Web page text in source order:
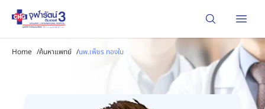
Home /ค้นหาแพทย์ /นพ.เพ็ชร ทองใบ